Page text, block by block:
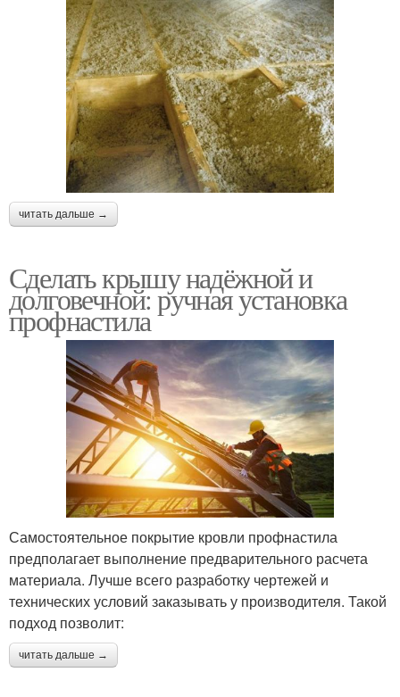
читать дальше →
Сделать крышу надёжной и
долговечной: ручная установка
профнастила
Самостоятельное покрытие кровли профнастила
предполагает выполнение предварительного расчета
материала. Лучше всего разработку чертежей и
технических условий заказывать у производителя. Такой
подход позволит:
читать дальше →